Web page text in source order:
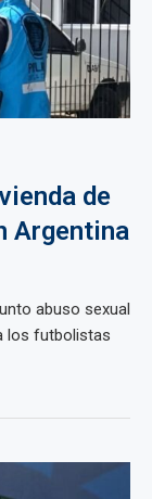
de
Argentina
abuso sexual
los futbolistas